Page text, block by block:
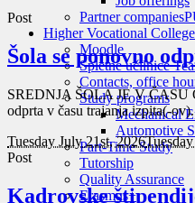
Partner companies
Higher Vocational College
Moodle
Spletne učilnice
Contacts, office
Study programs
Mechanical
Automotive
Part-Time Study
Tutorship
Quality Assurance
Erasmus+
Post
Šola se ponovno
SREDNJA ŠOLA JE V ČASU
odprta v času trajanja izpita(-ov).
Tuesday July 21st, 2026
Post
Kadrovske